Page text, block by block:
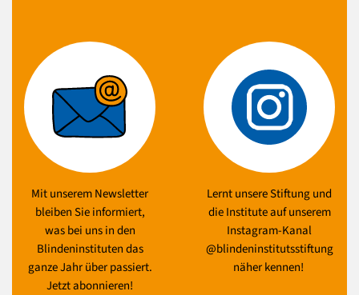
Mit unserem Newsletter
bleiben Sie informiert,
was bei uns in den
Blindeninstituten das
ganze Jahr über passiert.
Jetzt abonnieren!
Lernt unsere Stiftung und
die Institute auf unserem
Instagram-Kanal
@blindeninstitutsstiftung
näher kennen!